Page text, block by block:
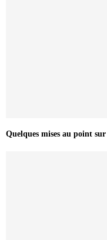
Quelques mises au point